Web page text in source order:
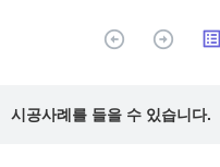
arrow_circle_up arrow_circle_up
시공사례를 들을 수 있습니다.